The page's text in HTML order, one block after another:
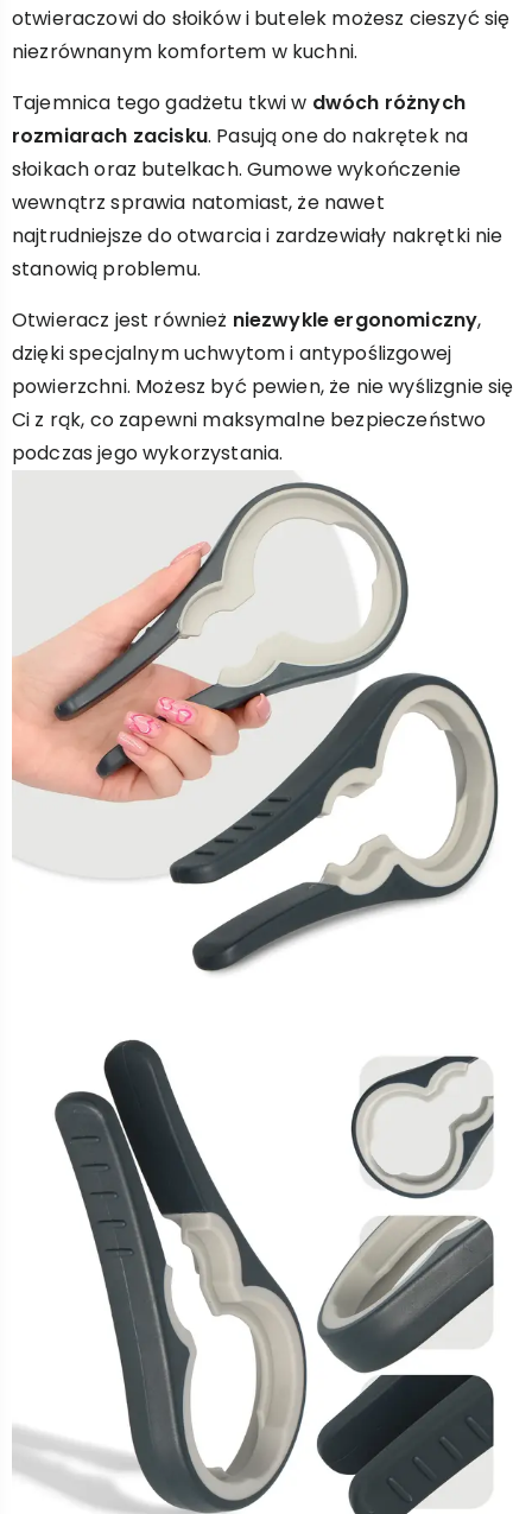
otwieraczowi do słoików i butelek możesz cieszyć się
niezrównanym komfortem w kuchni.
Tajemnica tego gadżetu tkwi w dwóch różnych
rozmiarach zacisku. Pasują one do nakrętek na
słoikach oraz butelkach. Gumowe wykończenie
wewnątrz sprawia natomiast, że nawet
najtrudniejsze do otwarcia i zardzewiały nakrętki nie
stanowią problemu.
Otwieracz jest również niezwykle ergonomiczny,
dzięki specjalnym uchwytom i antypoślizgowej
powierzchni. Możesz być pewien, że nie wyślizgnie się
Ci z rąk, co zapewni maksymalne bezpieczeństwo
podczas jego wykorzystania.